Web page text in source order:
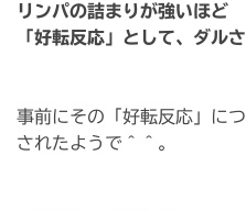
リンパの詰まりが強いほど
「好転反応」として、ダル
事前にその「好転反応」に
されたようで＾＾。